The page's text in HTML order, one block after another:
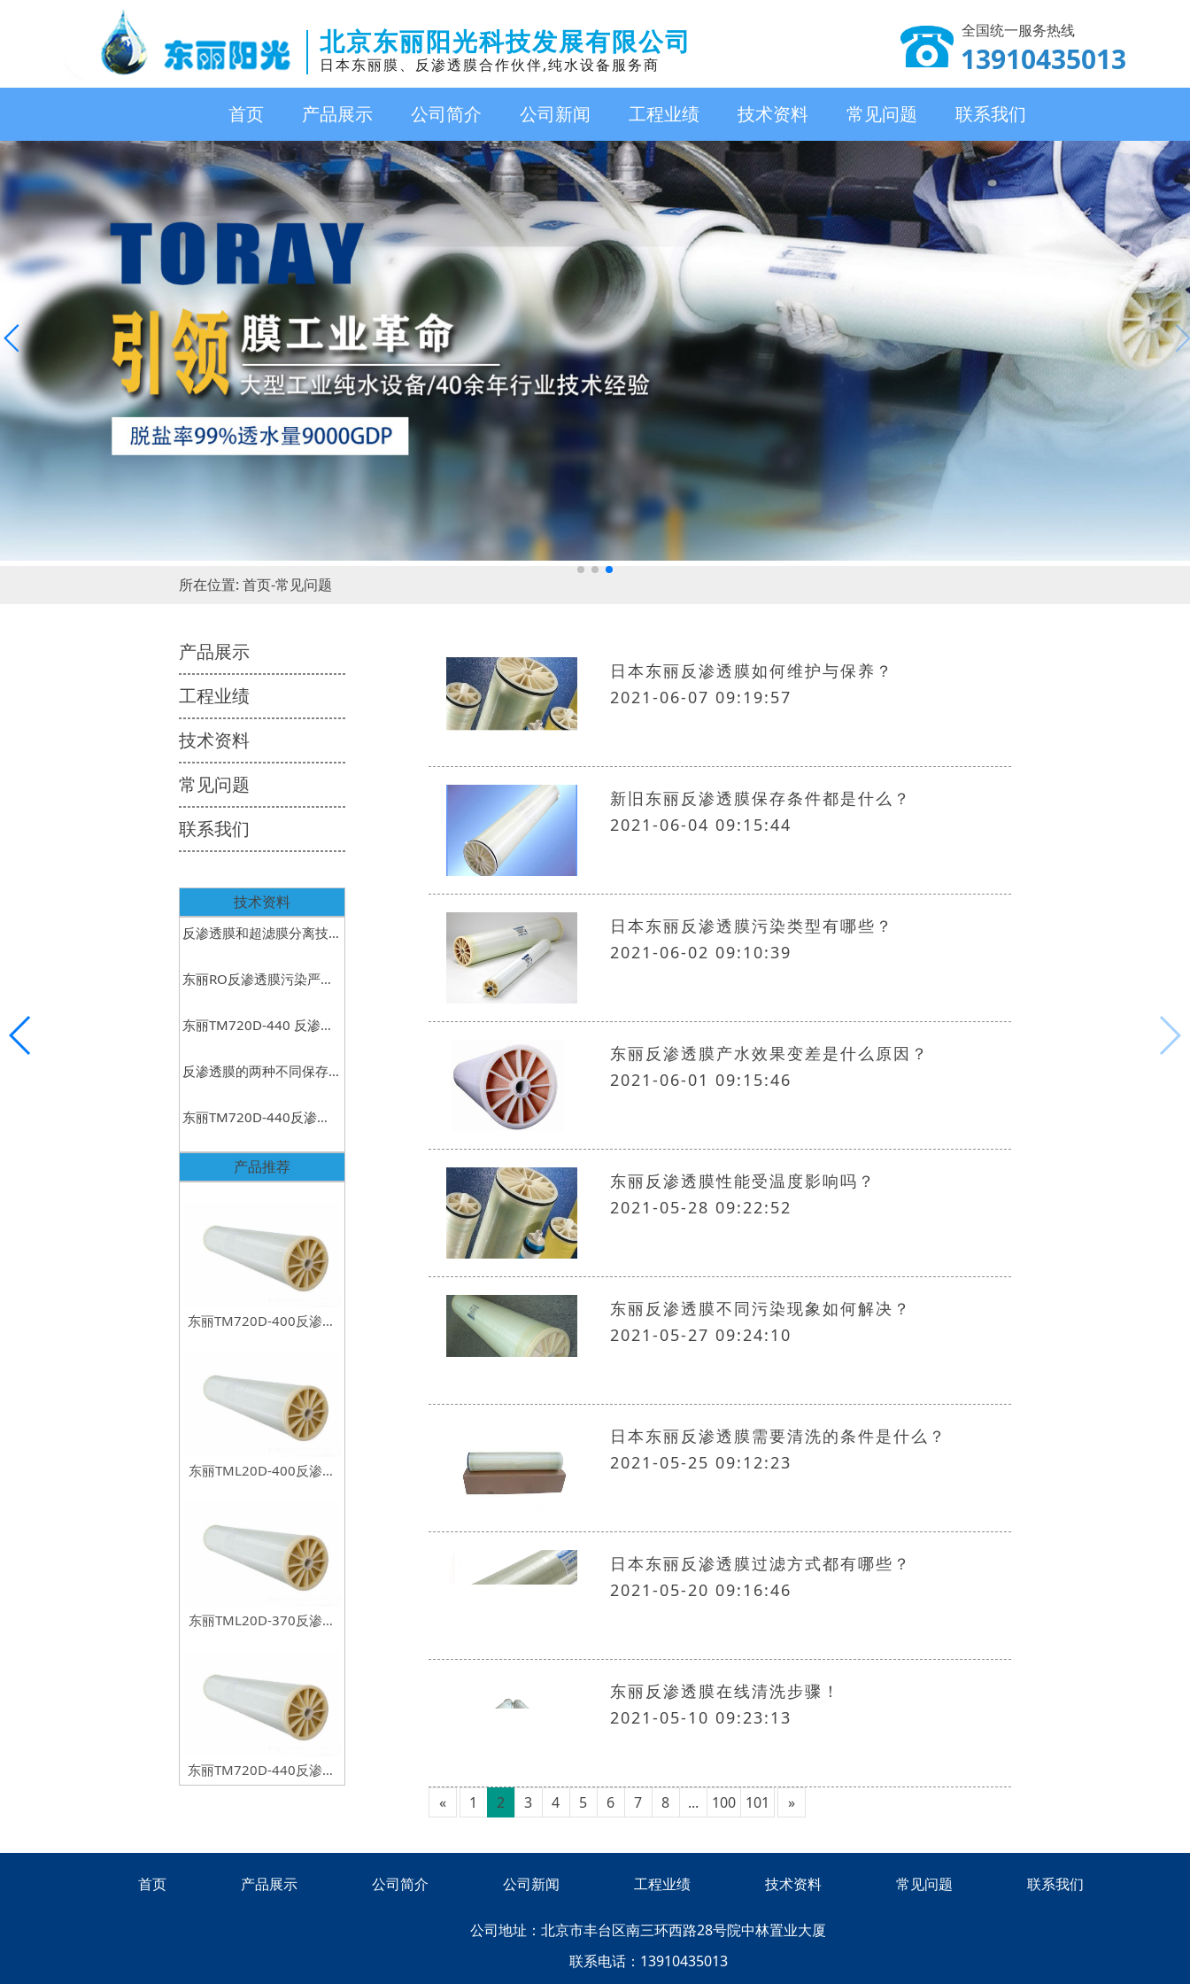
北京东丽阳光科技发展有限公司
日本东丽膜、反渗透膜合作伙伴,纯水设备服务商
全国统一服务热线
13910435013
首页 产品展示 公司简介 公司新闻 工程业绩 技术资料 常见问题 联系我们
所在位置: 首页-常见问题
产品展示
工程业绩
技术资料
常见问题
联系我们
技术资料
反渗透膜和超滤膜分离技
东丽RO反渗透膜污染严重
东丽TM720D-440 反渗透
反渗透膜的两种不同保存
东丽TM720D-440反渗透
产品推荐
东丽TM720D-400反渗透
东丽TML20D-400反渗透
东丽TML20D-370反渗透
东丽TM720D-440反渗透
日本东丽反渗透膜如何维护与保养？
2021-06-07 09:19:57
新旧东丽反渗透膜保存条件都是什么？
2021-06-04 09:15:44
日本东丽反渗透膜污染类型有哪些？
2021-06-02 09:10:39
东丽反渗透膜产水效果变差是什么原因？
2021-06-01 09:15:46
东丽反渗透膜性能受温度影响吗？
2021-05-28 09:22:52
东丽反渗透膜不同污染现象如何解决？
2021-05-27 09:24:10
日本东丽反渗透膜需要清洗的条件是什么？
2021-05-25 09:12:23
日本东丽反渗透膜过滤方式都有哪些？
2021-05-20 09:16:46
东丽反渗透膜在线清洗步骤！
2021-05-10 09:23:13
« 1 2 3 4 5 6 7 8 ... 100 101 »
首页 产品展示 公司简介 公司新闻 工程业绩 技术资料 常见问题 联系我们
公司地址：北京市丰台区南三环西路28号院中林置业大厦
联系电话：13910435013